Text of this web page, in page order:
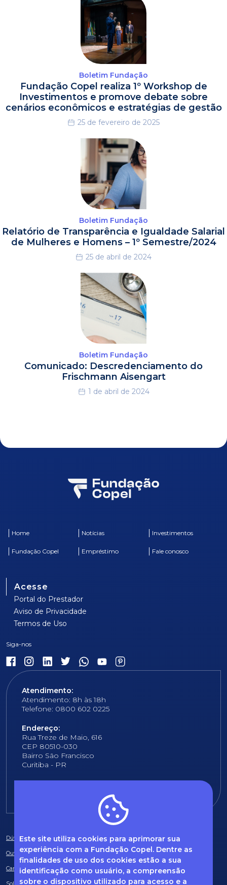
Este site utiliza cookies para aprimorar sua
experiência com a Fundação Copel. Dentre as
finalidades de uso dos cookies estão a sua
identificação como usuário, a compreensão
sobre o dispositivo utilizado para acesso e a
Boletim Fundação
Fundação Copel realiza 1º Workshop de
Investimentos e promove debate sobre
cenários econômicos e estratégias de gestão
25 de fevereiro de 2025
Boletim Fundação
Relatório de Transparência e Igualdade Salarial
de Mulheres e Homens – 1º Semestre/2024
25 de abril de 2024
Boletim Fundação
Comunicado: Descredenciamento do
Frischmann Aisengart
1 de abril de 2024
Home Notícias Investimentos
Fundação Copel Empréstimo Fale conosco
Acesse
Portal do Prestador
Aviso de Privacidade
Termos de Uso
Atendimento:
Atendimento: 8h às 18h
Telefone: 0800 602 0225
Endereço:
Rua Treze de Maio, 616
CEP 80510-030
Bairro São Francisco
Curitiba - PR
Dúvidas frequentes
Ouvidoria
Canal de Denúncias